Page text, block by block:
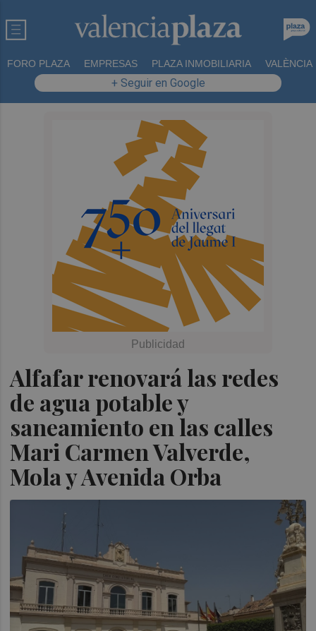
FORO PLAZA EMPRESAS PLAZA INMOBILIARIA VALÈNCIA
+ Seguir en Google
Alfafar renovará las redes
de agua potable y
saneamiento en las calles
Mari Carmen Valverde,
Mola y Avenida Orba